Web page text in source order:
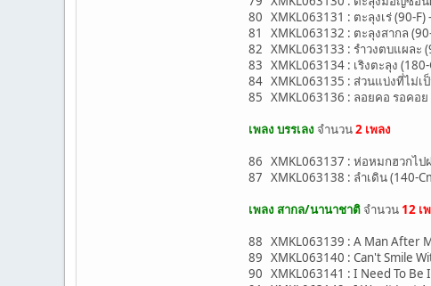
80 XMKL063131 : ตะลุงเร่ (90-
81 XMKL063132 : ตะลุงสากล
82 XMKL063133 : รำวงตบแผละ
83 XMKL063134 : เริงตะลุง
84 XMKL063135 : ส่วนแบ่งที่ไม่เ
85 XMKL063136 : ลอยคอ รอคอย
เพลง บรรเลง จำนวน2 เพลง
86 XMKL063137 : ห่อหมกฮวกไปฝ
87 XMKL063138 : ลำเดิน (140-
เพลง สากล/นานาชาติ จำนวน 12 เ
88 XMKL063139 : A Man After
89 XMKL063140 : Can't Smile
90 XMKL063141 : I Need To Be